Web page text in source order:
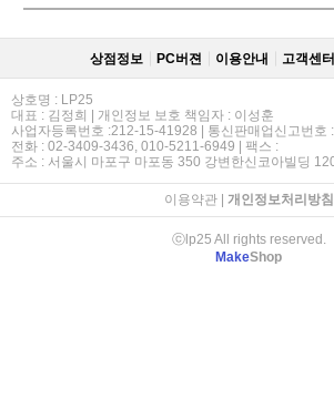
상점정보 PC버젼 이용안내 고객센터
상호명 : LP25
대표 : 김정희 | 개인정보 보호 책임자 : 이성훈
사업자등록번호 :212-15-41928 | 통신판매업신고번호
전화 : 02-3409-3436, 010-5211-6949 | 팩스 :
주소 : 서울시 마포구 마포동 350 강변한신코아빌딩
이용약관| 개인정보처리방침
ⓒlp25 All rights reserved.
MakeShop